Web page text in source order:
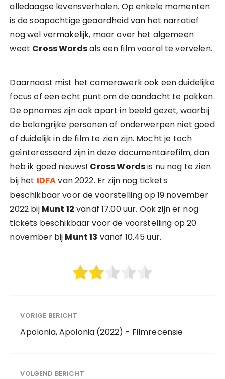
alledaagse levensverhalen. Op enkele momenten
is de soapachtige geaardheid van het narratief
nog wel vermakelijk, maar over het algemeen
weet Cross Wordsals een film vooral te vervelen.
Daarnaast mist het camerawerk ook een duidelijke
focus of een echt punt om de aandacht te pakken.
De opnames zijn ook apart in beeld gezet, waarbij
de belangrijke personen of onderwerpen niet goed
of duidelijk in de film te zien zijn. Mocht je toch
geïnteresseerd zijn in deze documentairefilm, dan
heb ik goed nieuws! Cross Wordsis nu nog te zien
bij het IDFAvan 2022. Er zijn nog tickets
beschikbaar voor de voorstelling op 19 november
2022 bij Munt 12 vanaf 17.00 uur. Ook zijn er nog
tickets beschikbaar voor de voorstelling op 20
november bij Munt 13 vanaf 10.45 uur.
VORIGE BERICHT
Apolonia, Apolonia (2022) - Filmrecensie
VOLGEND BERICHT